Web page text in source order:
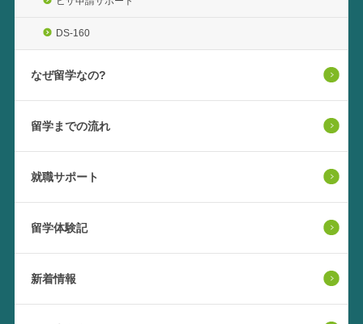
DS-160
なぜ留学なの?
留学までの流れ
就職サポート
留学体験記
新着情報